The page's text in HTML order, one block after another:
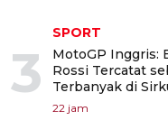
3
SPORT
MotoGP Inggris:
Rossi Tercatat
Terbanyak di
22 jam